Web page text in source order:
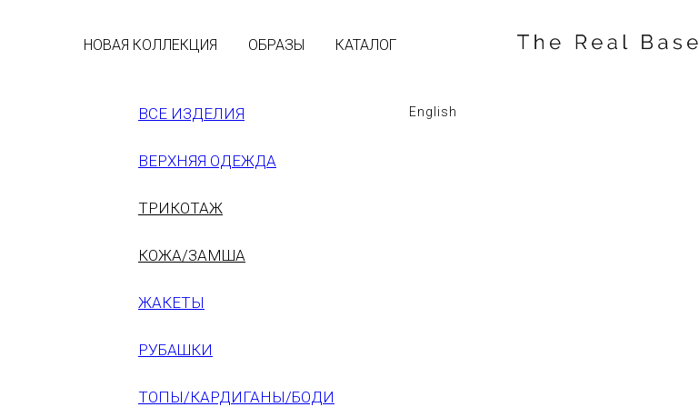
НОВАЯ КОЛЛЕКЦИЯ ОБРАЗЫ КАТАЛОГ
ВСЕ ИЗДЕЛИЯ
ВЕРХНЯЯ ОДЕЖДА
ТРИКОТАЖ
КОЖА/ЗАМША
ЖАКЕТЫ
РУБАШКИ
ТОПЫ/КАРДИГАНЫ/БОДИ
English
ВОЗВРАТ И ОБМЕН